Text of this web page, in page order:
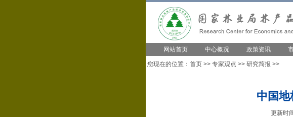
网站首页 中心概况 政策资讯
您现在的位置： 首页 >> 专家观点 >> 研究简报 >>
中国
更新时